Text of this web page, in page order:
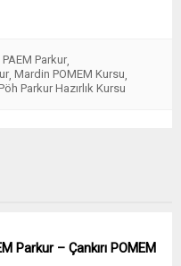
Parkur
Mardin POMEM Kursu
Parkur Hazırlık Kursu
Parkur – Çankırı POMEM